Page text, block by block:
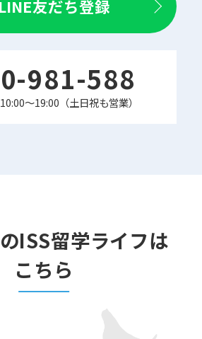
LINE友だち登録
981-588
10:00～19:00（土日祝も営業）
ISS留学ライフは
こちら